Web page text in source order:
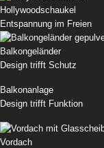
Hollywoodschaukel
Entspannung im Freien
Balkongeländer
Design trifft Schutz
Balkonanlage
Design trifft Funktion
Vordach